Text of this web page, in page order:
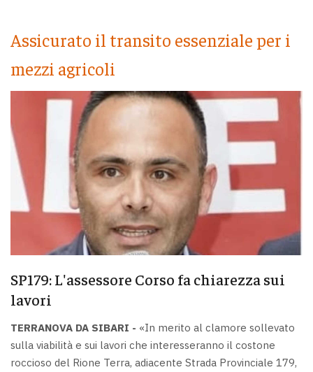
Assicurato il transito essenziale per i
mezzi agricoli
SP179: L'assessore Corso fa chiarezza sui
lavori
TERRANOVA DA SIBARI - «In merito al clamore sollevato
sulla viabilità e sui lavori che interesseranno il costone
roccioso del Rione Terra, adiacente Strada Provinciale 179,